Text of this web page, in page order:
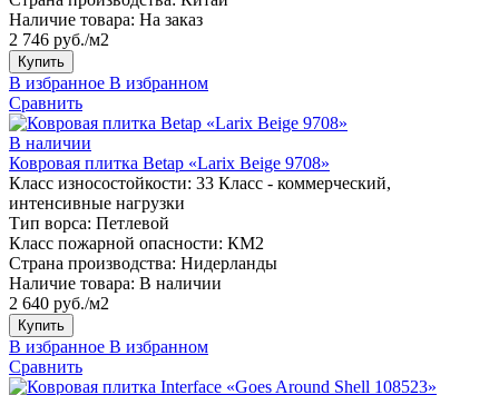
Наличие товара: На заказ
2 746 руб./м2
Купить
В избранное В избранном
Сравнить
В наличии
Ковровая плитка Betap «Larix Beige 9708»
Класс износостойкости: 33 Класс - коммерческий,
интенсивные нагрузки
Тип ворса: Петлевой
Класс пожарной опасности: КМ2
Страна производства: Нидерланды
Наличие товара: В наличии
2 640 руб./м2
Купить
В избранное В избранном
Сравнить